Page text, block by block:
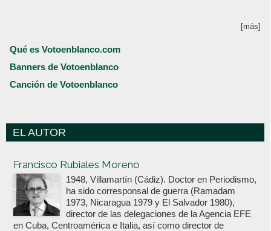
[más]
Qué es Votoenblanco.com
Banners de Votoenblanco
Canción de Votoenblanco
EL AUTOR
Francisco Rubiales Moreno
1948, Villamartín (Cádiz). Doctor en Periodismo,
ha sido corresponsal de guerra (Ramadam
1973, Nicaragua 1979 y El Salvador 1980),
director de las delegaciones de la Agencia EFE
en Cuba, Centroamérica e Italia, así como director de